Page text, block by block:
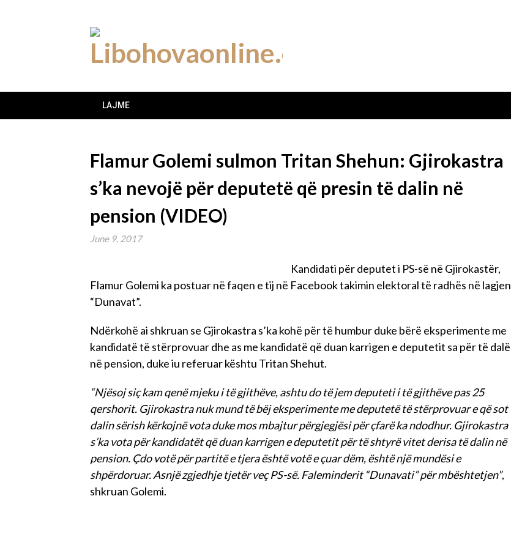
LAJME
Flamur Golemi sulmon Tritan Shehun: Gjirokastra
s’ka nevojë për deputetë që presin të dalin në
pension (VIDEO)
June 9, 2017
Kandidati për deputet i PS-së në Gjirokastër,
Flamur Golemi ka postuar në faqen e tij në Facebook takimin elektoral të radhës në lagjen
“Dunavat”.
Ndërkohë ai shkruan se Gjirokastra s’ka kohë për të humbur duke bërë eksperimente me
kandidatë të stërprovuar dhe as me kandidatë që duan karrigen e deputetit sa për të dalë
në pension, duke iu referuar kështu Tritan Shehut.
“Njësoj siç kam qenë mjeku i të gjithëve, ashtu do të jem deputeti i të gjithëve pas 25
qershorit. Gjirokastra nuk mund të bëj eksperimente me deputetë të stërprovuar e që sot
dalin sërish kërkojnë vota duke mos mbajtur përgjegjësi për çfarë ka ndodhur. Gjirokastra
s’ka vota për kandidatët që duan karrigen e deputetit për të shtyrë vitet derisa të dalin në
pension. Çdo votë për partitë e tjera është votë e çuar dëm, është një mundësi e
shpërdoruar. Asnjë zgjedhje tjetër veç PS-së. Faleminderit “Dunavati” për mbështetjen”,
shkruan Golemi.